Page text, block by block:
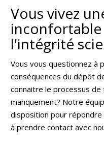
Vous vivez
inconfortable
l'intégrité
Vous vous questionnez à
conséquences du dépôt
connaitre le processus
manquement? Notre
disposition pour répondre
à prendre contact avec